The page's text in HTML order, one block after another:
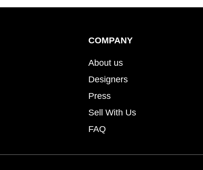
COMPANY
About us
Designers
Press
Sell With Us
FAQ